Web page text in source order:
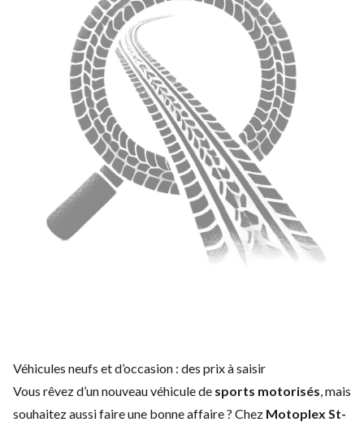
Véhicules neufs et d’occasion : des prix à saisir
Vous rêvez d’un nouveau véhicule de sports motorisés, mais
souhaitez aussi faire une bonne affaire ? Chez Motoplex St-